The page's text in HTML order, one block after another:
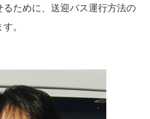
ために、送迎バス運行方法の
。